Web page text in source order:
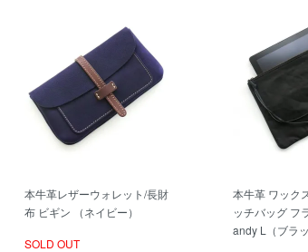
本牛革レザーウォレット/長財
布 ビギン （ネイビー）
SOLD OUT
本牛革 ワック
ッチバッグ フ
andy L（ブラッ